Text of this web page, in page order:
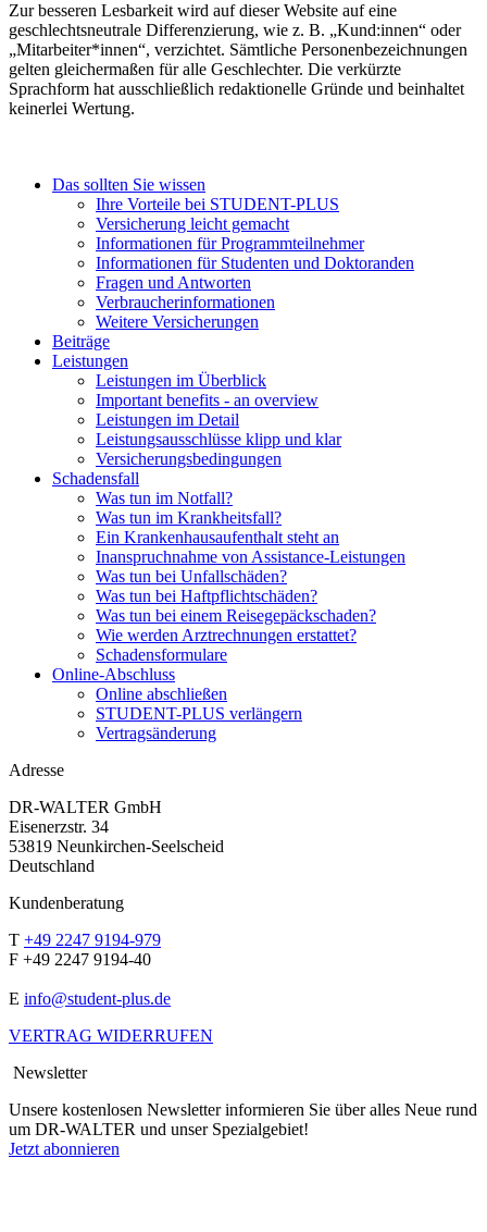
Zur besseren Lesbarkeit wird auf dieser Website auf eine
geschlechtsneutrale Differenzierung, wie z. B. „Kund:innen“ oder
„Mitarbeiter*innen“, verzichtet. Sämtliche Personenbezeichnungen
gelten gleichermaßen für alle Geschlechter. Die verkürzte
Sprachform hat ausschließlich redaktionelle Gründe und beinhaltet
keinerlei Wertung.
Das sollten Sie wissen
Ihre Vorteile bei STUDENT-PLUS
Versicherung leicht gemacht
Informationen für Programmteilnehmer
Informationen für Studenten und Doktoranden
Fragen und Antworten
Verbraucherinformationen
Weitere Versicherungen
Beiträge
Leistungen
Leistungen im Überblick
Important benefits - an overview
Leistungen im Detail
Leistungsausschlüsse klipp und klar
Versicherungsbedingungen
Schadensfall
Was tun im Notfall?
Was tun im Krankheitsfall?
Ein Krankenhausaufenthalt steht an
Inanspruchnahme von Assistance-Leistungen
Was tun bei Unfallschäden?
Was tun bei Haftpflichtschäden?
Was tun bei einem Reisegepäckschaden?
Wie werden Arztrechnungen erstattet?
Schadensformulare
Online-Abschluss
Online abschließen
STUDENT-PLUS verlängern
Vertragsänderung
Adresse
DR-WALTER GmbH
Eisenerzstr. 34
53819 Neunkirchen-Seelscheid
Deutschland
Kundenberatung
T +49 2247 9194-979
F +49 2247 9194-40
E info@student-plus.de
VERTRAG WIDERRUFEN
Newsletter
Unsere kostenlosen Newsletter informieren Sie über alles Neue rund
um DR-WALTER und unser Spezialgebiet!
Jetzt abonnieren